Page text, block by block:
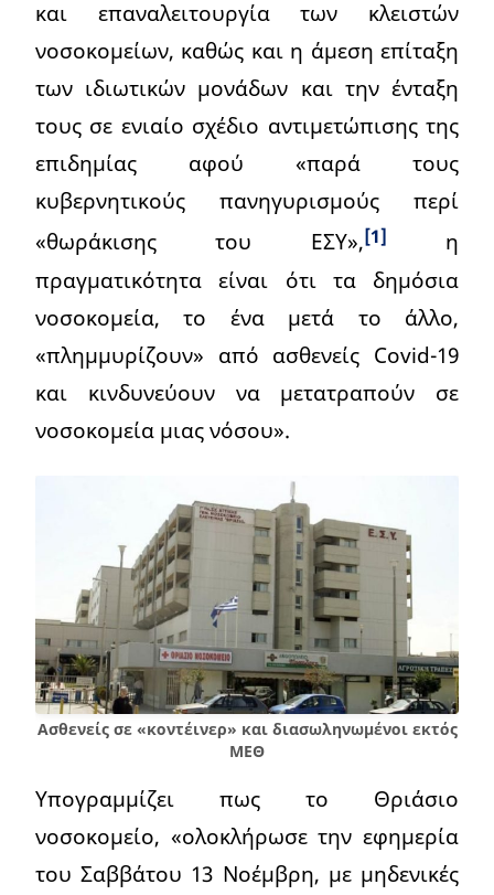
και επαναλειτουργία των κλειστών
νοσοκομείων, καθώς και η άμεση επίταξη
των ιδιωτικών μονάδων και την ένταξη
τους σε ενιαίο σχέδιο αντιμετώπισης της
επιδημίας αφού «παρά τους
κυβερνητικούς πανηγυρισμούς περί
«θωράκισης του ΕΣΥ»,[1]
η
πραγματικότητα είναι ότι τα δημόσια
νοσοκομεία, το ένα μετά το άλλο,
«πλημμυρίζουν» από ασθενείς Covid-19
και κινδυνεύουν να μετατραπούν σε
νοσοκομεία μιας νόσου».
Ασθενείς σε «κοντέινερ» και διασωληνωμένοι εκτός
ΜΕΘ
Υπογραμμίζει πως το Θριάσιο
νοσοκομείο, «ολοκλήρωσε την εφημερία
του Σαββάτου 13 Νοέμβρη, με μηδενικές